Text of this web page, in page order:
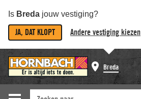
Is Breda jouw vestiging?
JA, DAT KLOPT Andere vestiging kiezen
Breda